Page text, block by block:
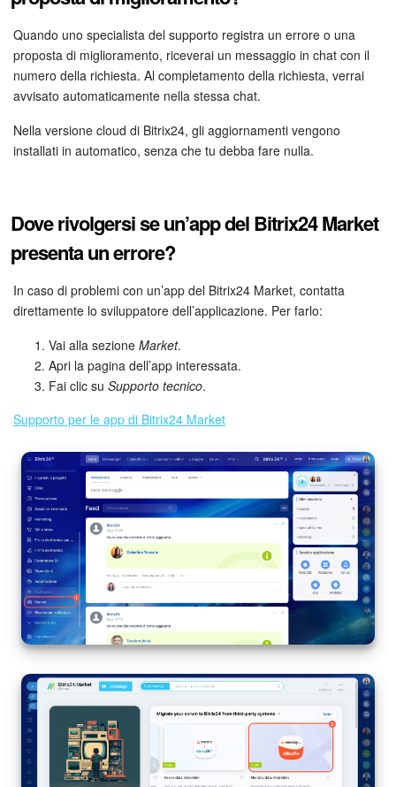
Quando uno specialista del supporto registra un errore o una
proposta di miglioramento, riceverai un messaggio in chat con il
numero della richiesta. Al completamento della richiesta, verrai
avvisato automaticamente nella stessa chat.
Nella versione cloud di Bitrix24, gli aggiornamenti vengono
installati in automatico, senza che tu debba fare nulla.
Dove rivolgersi se un’app del Bitrix24 Market
presenta un errore?
In caso di problemi con un’app del Bitrix24 Market, contatta
direttamente lo sviluppatore dell’applicazione. Per farlo:
Vai alla sezione Market.
Apri la pagina dell’app interessata.
Fai clic su Supporto tecnico.
Supporto per le app di Bitrix24 Market